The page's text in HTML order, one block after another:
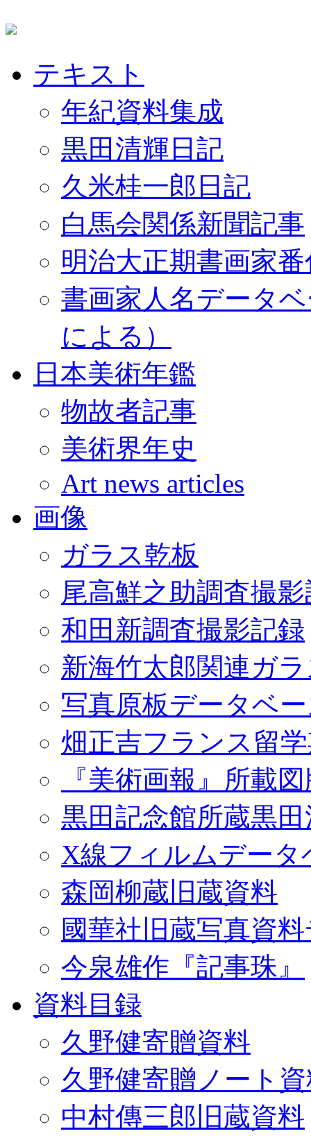
テキスト
年紀資料集成
黒田清輝日記
久米桂一郎日記
白馬会関係新聞記事
明治大正期書画家
書画家人名データ
による）
日本美術年鑑
物故者記事
美術界年史
Art news articles
画像
ガラス乾板
尾高鮮之助調査撮
和田新調査撮影記録
新海竹太郎関連ガ
写真原板データベ
畑正吉フランス留
『美術画報』所載
黒田記念館所蔵黒
X線フィルムデータ
森岡柳蔵旧蔵資料
國華社旧蔵写真資
今泉雄作『記事珠』
資料目録
久野健寄贈資料
久野健寄贈ノート
中村傳三郎旧蔵資料